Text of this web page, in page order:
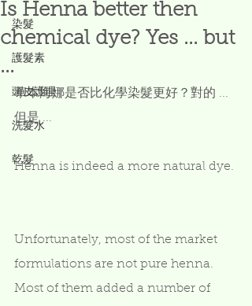
染髮
護髮素
頭皮護理
洗髮水
乾髮
Is Henna better then
chemical dye? Yes ... but
...
草本海娜是否比化學染髮更好？對的 ...
但是 ...
Henna is indeed a more natural dye.
Unfortunately, most of the market
formulations are not pure henna.
Most of them added a number of